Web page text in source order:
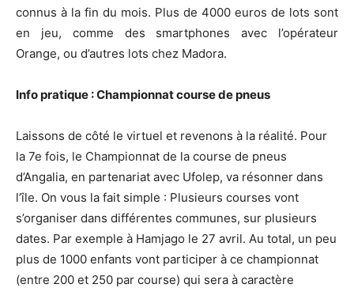
connus à la fin du mois. Plus de 4000 euros de lots sont
en jeu, comme des smartphones avec l’opérateur
Orange, ou d’autres lots chez Madora.
Info pratique : Championnat course de pneus
Laissons de côté le virtuel et revenons à la réalité. Pour
la 7e fois, le Championnat de la course de pneus
d’Angalia, en partenariat avec Ufolep, va résonner dans
l’île. On vous la fait simple : Plusieurs courses vont
s’organiser dans différentes communes, sur plusieurs
dates. Par exemple à Hamjago le 27 avril. Au total, un peu
plus de 1000 enfants vont participer à ce championnat
(entre 200 et 250 par course) qui sera à caractère